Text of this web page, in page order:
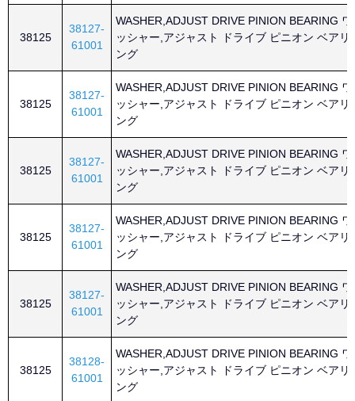
38125
38127-
61001
WASHER,ADJUST DRIVE PINION BEARING ワ
ッシャー,アジャスト ドライブ ピニオン ベアリ
ング
38125
38127-
61001
WASHER,ADJUST DRIVE PINION BEARING ワ
ッシャー,アジャスト ドライブ ピニオン ベアリ
ング
38125
38127-
61001
WASHER,ADJUST DRIVE PINION BEARING ワ
ッシャー,アジャスト ドライブ ピニオン ベアリ
ング
38125
38127-
61001
WASHER,ADJUST DRIVE PINION BEARING ワ
ッシャー,アジャスト ドライブ ピニオン ベアリ
ング
38125
38127-
61001
WASHER,ADJUST DRIVE PINION BEARING ワ
ッシャー,アジャスト ドライブ ピニオン ベアリ
ング
38125
38128-
61001
WASHER,ADJUST DRIVE PINION BEARING ワ
ッシャー,アジャスト ドライブ ピニオン ベアリ
ング